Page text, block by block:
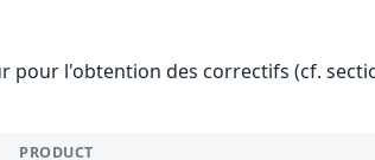
pour l'obtention des correctifs (cf.
PRODUCT